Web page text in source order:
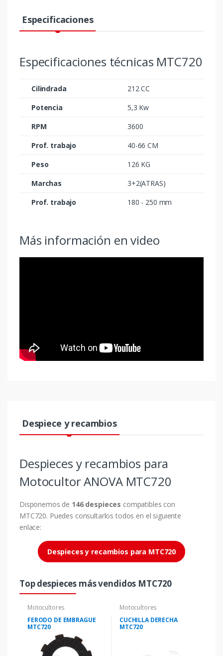
Especificaciones
Especificaciones técnicas MTC720
Cilindrada
212 CC
Potencia
5,3 Kw
RPM
3600
Prof. trabajo
40-66 CM
Peso
126 KG
Marchas
3+2(ATRAS)
Prof. trabajo
180 - 250 mm
Más información en video
Despiece y recambios
Despieces y recambios para
Motocultor ANOVA MTC720
Disponemos de 146 despieces compatibles con
MTC720. Puedes consultarlos todos en el siguiente
enlace:
Despieces y recambios para MTC720
Top despieces más vendidos MTC720
Motocultores
FERODO DE EMBRAGUE
MTC720
Motocultores
CUCHILLA DERECHA
MTC720